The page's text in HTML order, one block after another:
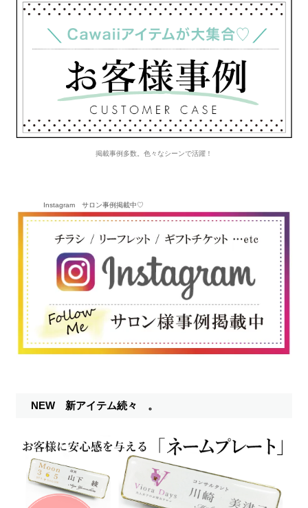
掲載事例多数。色々なシーンで活躍！
Instagram サロン事例掲載中♡
NEW 新アイテム続々 。